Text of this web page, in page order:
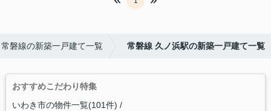
常磐線の新築一戸建て一覧 常磐線 久ノ浜駅の新築一戸建て一覧
おすすめこだわり特集
いわき市の物件一覧(101件)